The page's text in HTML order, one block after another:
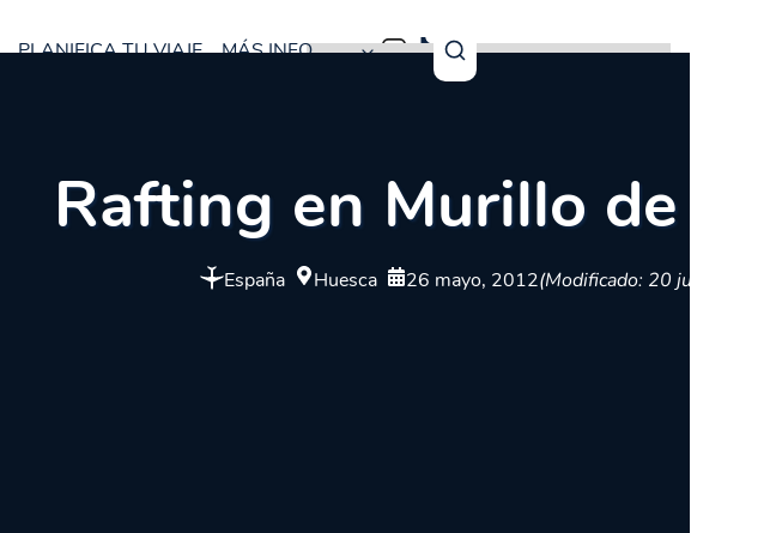
PLANIFICA TU VIAJE MÁS INFO
Rafting en Murillo de
España Huesca 26 mayo, 2012(Modificado: 20 julio, 2026)